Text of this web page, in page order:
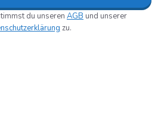
du unseren AGB und unserer
zu.